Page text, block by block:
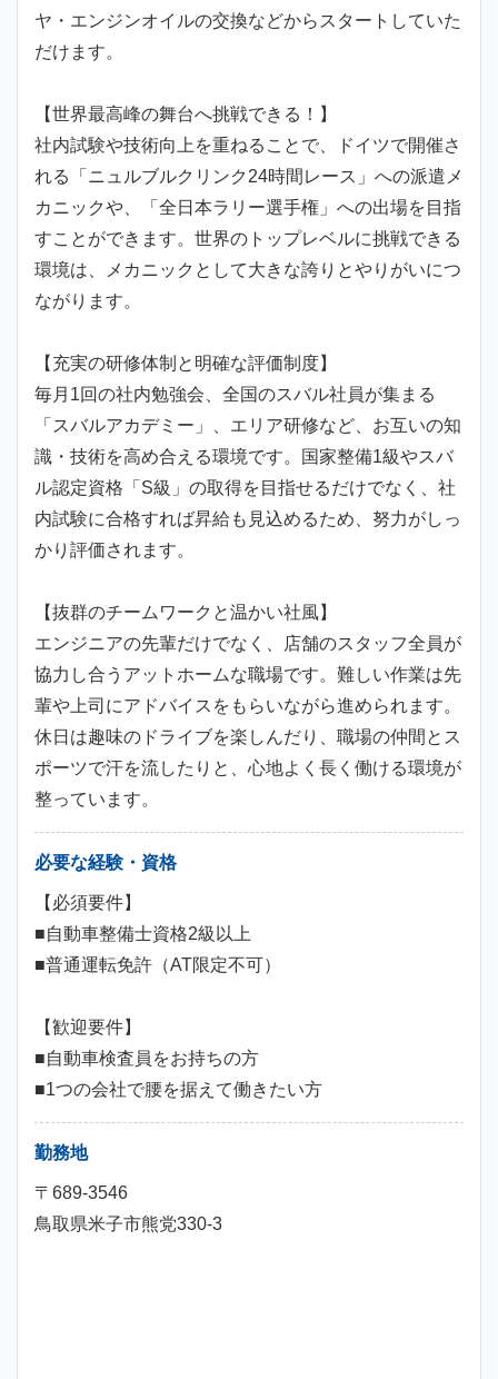
ヤ・エンジンオイルの交換などからスタートしていた
だけます。
【世界最高峰の舞台へ挑戦できる！】
社内試験や技術向上を重ねることで、ドイツで開催さ
れる「ニュルブルクリンク24時間レース」への派遣メ
カニックや、「全日本ラリー選手権」への出場を目指
すことができます。世界のトップレベルに挑戦できる
環境は、メカニックとして大きな誇りとやりがいにつ
ながります。
【充実の研修体制と明確な評価制度】
毎月1回の社内勉強会、全国のスバル社員が集まる
「スバルアカデミー」、エリア研修など、お互いの知
識・技術を高め合える環境です。国家整備1級やスバ
ル認定資格「S級」の取得を目指せるだけでなく、社
内試験に合格すれば昇給も見込めるため、努力がしっ
かり評価されます。
【抜群のチームワークと温かい社風】
エンジニアの先輩だけでなく、店舗のスタッフ全員が
協力し合うアットホームな職場です。難しい作業は先
輩や上司にアドバイスをもらいながら進められます。
休日は趣味のドライブを楽しんだり、職場の仲間とス
ポーツで汗を流したりと、心地よく長く働ける環境が
整っています。
必要な経験・資格
【必須要件】
■自動車整備士資格2級以上
■普通運転免許（AT限定不可）
【歓迎要件】
■自動車検査員をお持ちの方
■1つの会社で腰を据えて働きたい方
勤務地
〒689-3546
鳥取県米子市熊党330-3